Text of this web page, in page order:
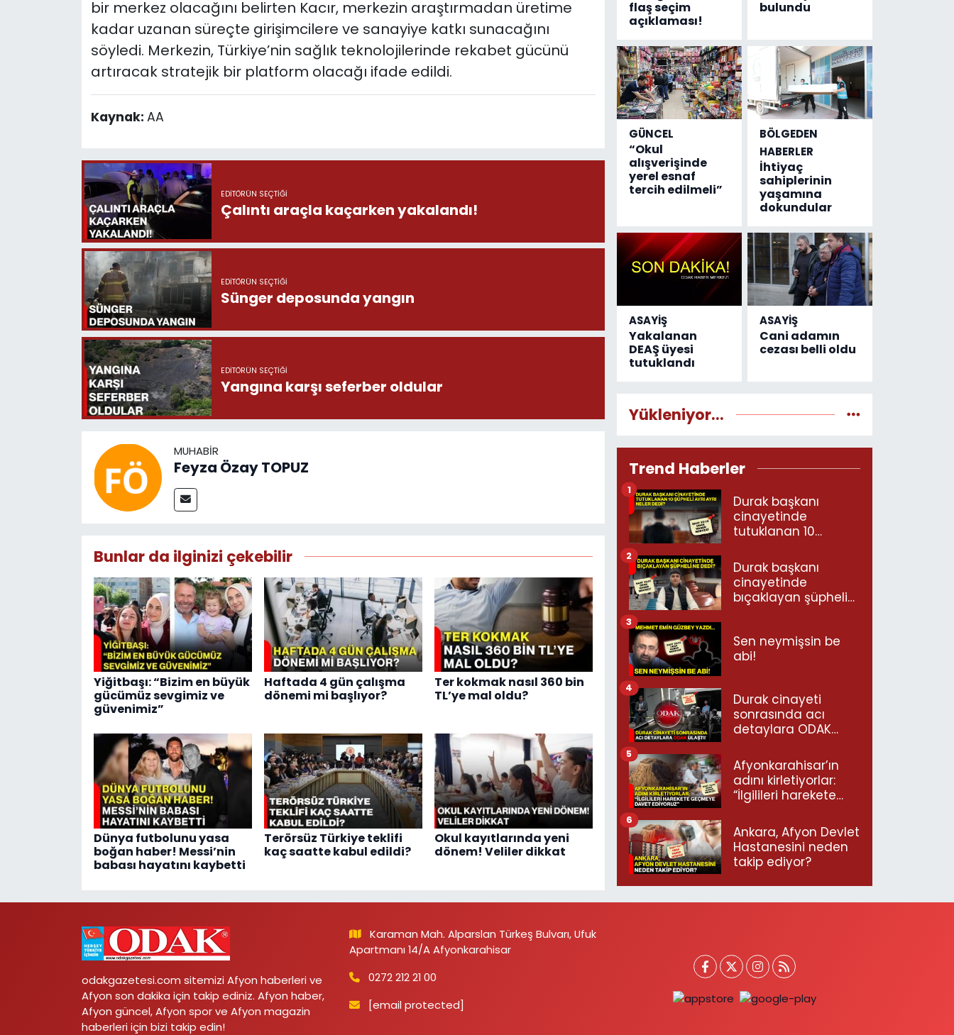
bir merkez olacağını belirten Kacır, merkezin araştırmadan üretime
kadar uzanan süreçte girişimcilere ve sanayiye katkı sunacağını
söyledi. Merkezin, Türkiye’nin sağlık teknolojilerinde rekabet gücünü
artıracak stratejik bir platform olacağı ifade edildi.
Kaynak: AA
EDITÖRÜN SEÇTIĞI
Çalıntı araçla kaçarken yakalandı!
EDITÖRÜN SEÇTIĞI
Sünger deposunda yangın
EDITÖRÜN SEÇTIĞI
Yangına karşı seferber oldular
MUHABIR
Feyza Özay TOPUZ
Bunlar da ilginizi çekebilir
Yiğitbaşı: “Bizim en büyük
gücümüz sevgimiz ve
güvenimiz”
Haftada 4 gün çalışma
dönemi mi başlıyor?
Ter kokmak nasıl 360 bin
TL’ye mal oldu?
Dünya futbolunu yasa
boğan haber! Messi’nin
babası hayatını kaybetti
Terörsüz Türkiye teklifi
kaç saatte kabul edildi?
Okul kayıtlarında yeni
dönem! Veliler dikkat
flaş seçim
açıklaması!
bulundu
GÜNCEL
“Okul
alışverişinde
yerel esnaf
tercih edilmeli”
BÖLGEDEN
HABERLER
İhtiyaç
sahiplerinin
yaşamına
dokundular
ASAYİŞ
Yakalanan
DEAŞ üyesi
tutuklandı
ASAYİŞ
Cani adamın
cezası belli oldu
Yükleniyor...
Trend Haberler
Durak başkanı
cinayetinde
tutuklanan 10
neler dedi?
1
Durak başkanı
cinayetinde
bıçaklayan şüpheli
2
Sen neymişsin be
abi!
3
Durak cinayeti
sonrasında acı
detaylara ODAK
4
Afyonkarahisar’ın
adını kirletiyorlar:
“İlgilileri harekete
ediyoruz”
5
Ankara, Afyon Devlet
Hastanesini neden
takip ediyor?
6
odakgazetesi.com sitemizi Afyon haberleri ve
Afyon son dakika için takip ediniz. Afyon haber,
Afyon güncel, Afyon spor ve Afyon magazin
haberleri için bizi takip edin!
Karaman Mah. Alparslan Türkeş Bulvarı, Ufuk
Apartmanı 14/A Afyonkarahisar
0272 212 21 00
[email protected]